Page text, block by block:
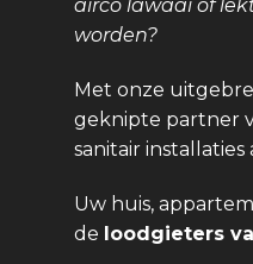
airco lawaai of
worden?
Met onze
geknipte partner
sanitair installaties
Uw huis,
de loodgieters